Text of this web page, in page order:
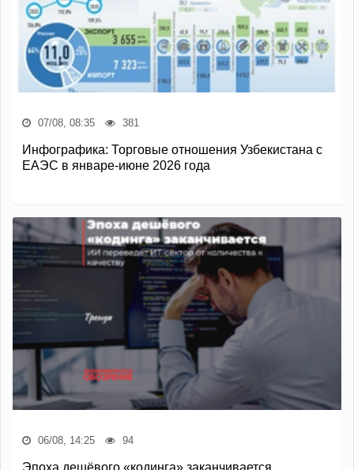
07/08, 08:35 381
Инфографика: Торговые отношения Узбекистана с
ЕАЭС в январе-июне 2026 года
06/08, 14:25 94